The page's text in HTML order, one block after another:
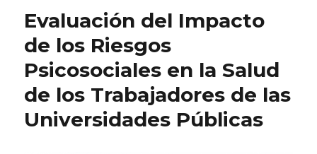
Cátedra PRL
Evaluación del Impacto
de los Riesgos
Psicosociales en la Salud
de los Trabajadores de las
Universidades Públicas